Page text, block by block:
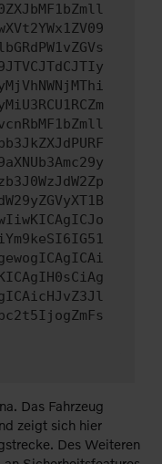
Das Fahrzeug
zeigt sich hier
Des Weiteren